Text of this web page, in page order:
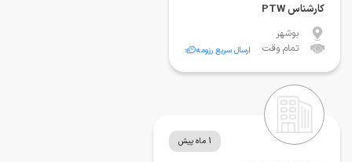
کارشناس PTW
بوشهر
تمام وقت
ارسال سریع رزومه
1 ماه پیش